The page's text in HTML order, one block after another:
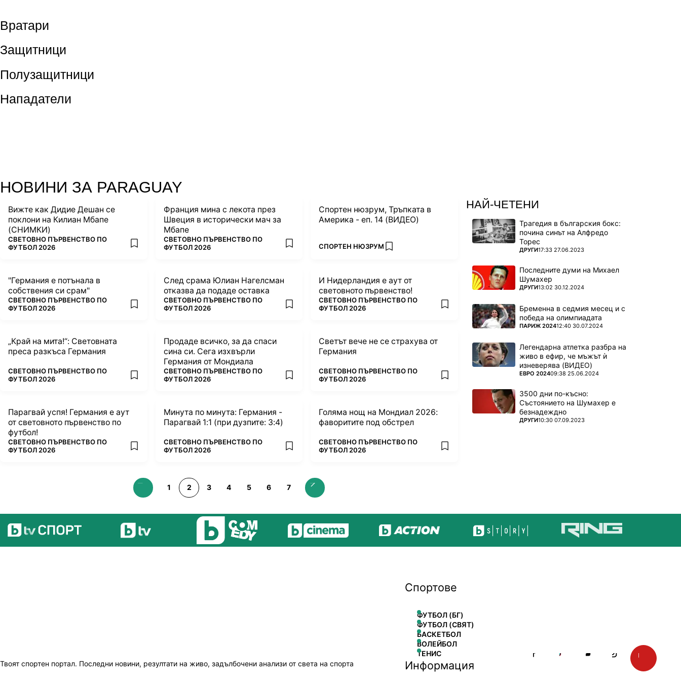
Вратари
Защитници
Полузащитници
Нападатели
НОВИНИ ЗА PARAGUAY
Вижте как Дидие Дешан се
поклони на Килиан Мбапе
(СНИМКИ)
ПОВЕЧЕ ОТ
СВЕТОВНО ПЪРВЕНСТВО ПО
ФУТБОЛ 2026
add favorites
Франция мина с лекота през
Швеция в исторически мач за
Мбапе
ПОВЕЧЕ ОТ
СВЕТОВНО ПЪРВЕНСТВО ПО
ФУТБОЛ 2026
add favorites
Спортен нюзрум, Тръпката в
Америка - еп. 14 (ВИДЕО)
ПОВЕЧЕ ОТ
СПОРТЕН НЮЗРУМ add favorites
"Германия е потънала в
собствения си срам"
ПОВЕЧЕ ОТ
СВЕТОВНО ПЪРВЕНСТВО ПО
ФУТБОЛ 2026
add favorites
След срама Юлиан Нагелсман
отказва да подаде оставка
ПОВЕЧЕ ОТ
СВЕТОВНО ПЪРВЕНСТВО ПО
ФУТБОЛ 2026
add favorites
И Нидерландия е аут от
световното първенство!
ПОВЕЧЕ ОТ
СВЕТОВНО ПЪРВЕНСТВО ПО
ФУТБОЛ 2026
add favorites
„Край на мита!“: Световната
преса разкъса Германия
ПОВЕЧЕ ОТ
СВЕТОВНО ПЪРВЕНСТВО ПО
ФУТБОЛ 2026
add favorites
Продаде всичко, за да спаси
сина си. Сега изхвърли
Германия от Мондиала
ПОВЕЧЕ ОТ
СВЕТОВНО ПЪРВЕНСТВО ПО
ФУТБОЛ 2026
add favorites
Светът вече не се страхува от
Германия
ПОВЕЧЕ ОТ
СВЕТОВНО ПЪРВЕНСТВО ПО
ФУТБОЛ 2026
add favorites
Парагвай успя! Германия е аут
от световното първенство по
футбол!
ПОВЕЧЕ ОТ
СВЕТОВНО ПЪРВЕНСТВО ПО
ФУТБОЛ 2026
add favorites
Минута по минута: Германия -
Парагвай 1:1 (при дузпите: 3:4)
ПОВЕЧЕ ОТ
СВЕТОВНО ПЪРВЕНСТВО ПО
ФУТБОЛ 2026
add favorites
Голяма нощ на Мондиал 2026:
фаворитите под обстрел
ПОВЕЧЕ ОТ
СВЕТОВНО ПЪРВЕНСТВО ПО
ФУТБОЛ 2026
add favorites
1 2 3 4 5 6 7
НАЙ-ЧЕТЕНИ
Трагедия в българския бокс:
почина синът на Алфредо
Торес
ПОВЕЧЕ ОТ
ДРУГИ17:33 27.06.2023
Последните думи на Михаел
Шумахер
ПОВЕЧЕ ОТ
ДРУГИ13:02 30.12.2024
Бременна в седмия месец и с
победа на олимпиадата
ПОВЕЧЕ ОТ
ПАРИЖ 202412:40 30.07.2024
Легендарна атлетка разбра на
живо в ефир, че мъжът ѝ
изневерява (ВИДЕО)
ПОВЕЧЕ ОТ
ЕВРО 202409:38 25.06.2024
3500 дни по-късно:
Състоянието на Шумахер е
безнадеждно
ПОВЕЧЕ ОТ
ДРУГИ10:30 07.09.2023
Твоят спортен портал. Последни новини, резултати на живо, задълбочени анализи от света на спорта
Спортове
ФУТБОЛ (БГ)
ФУТБОЛ (СВЯТ)
БАСКЕТБОЛ
ВОЛЕЙБОЛ
ТЕНИС
Информация